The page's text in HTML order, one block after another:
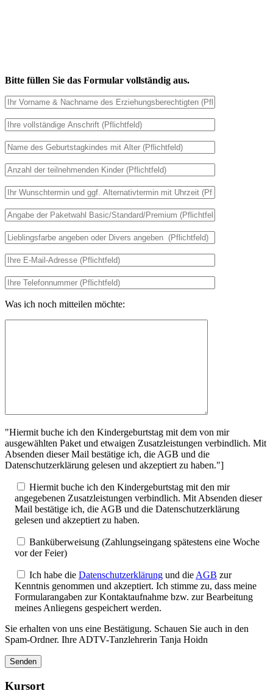
Bitte füllen Sie das Formular vollständig aus.
Was ich noch mitteilen möchte:
"Hiermit buche ich den Kindergeburtstag mit dem von mir
ausgewählten Paket und etwaigen Zusatzleistungen verbindlich. Mit
Absenden dieser Mail bestätige ich, die AGB und die
Datenschutzerklärung gelesen und akzeptiert zu haben."]
Hiermit buche ich den Kindergeburtstag mit den mir
angegebenen Zusatzleistungen verbindlich. Mit Absenden dieser
Mail bestätige ich, die AGB und die Datenschutzerklärung
gelesen und akzeptiert zu haben.
Banküberweisung (Zahlungseingang spätestens eine Woche
vor der Feier)
Ich habe die Datenschutzerklärung und die AGB zur
Kenntnis genommen und akzeptiert. Ich stimme zu, dass meine
Formularangaben zur Kontaktaufnahme bzw. zur Bearbeitung
meines Anliegens gespeichert werden.
Sie erhalten von uns eine Bestätigung. Schauen Sie auch in den
Spam-Ordner. Ihre ADTV-Tanzlehrerin Tanja Hoidn
Kursort